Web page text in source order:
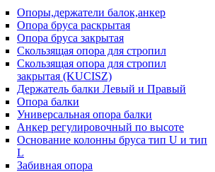
Опоры,держатели балок,анкер
Опора бруса раскрытая
Опора бруса закрытая
Скользящая опора для стропил
Скользящая опора для стропил
закрытая (KUCISZ)
Держатель балки Левый и Правый
Опора балки
Универсальная опора балки
Анкер регулировочный по высоте
Основание колонны бруса тип U и тип
L
Забивная опора